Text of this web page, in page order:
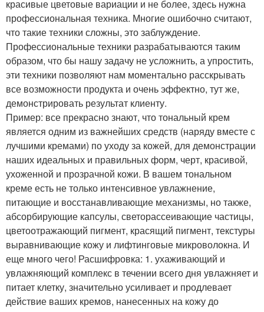
красивые цветовые вариации и не более, здесь нужна
профессиональная техника. Многие ошибочно считают,
что такие техники сложны, это заблуждение.
Профессиональные техники разрабатываются таким
образом, что бы нашу задачу не усложнить, а упростить,
эти техники позволяют нам моментально расскрывать
все возможности продукта и очень эффектно, тут же,
демонстрировать результат клиенту.
Пример: все прекрасно знают, что тональный крем
является одним из важнейших средств (наряду вместе с
лучшими кремами) по уходу за кожей, для демонстрации
наших идеальных и правильных форм, черт, красивой,
ухоженной и прозрачной кожи. В вашем тональном
креме есть не только интенсивное увлажнение,
питающие и восстанавливающие механизмы, но также,
абсорбирующие капсулы, светорассеивающие частицы,
цветоотражающий пигмент, красящий пигмент, текстуры
выравнивающие кожу и лифтинговые микроволокна. И
еще много чего! Расшифровка: 1. ухаживающий и
увлажняющий комплекс в течении всего дня увлажняет и
питает клетку, значительно усиливает и продлевает
действие ваших кремов, нанесенных на кожу до